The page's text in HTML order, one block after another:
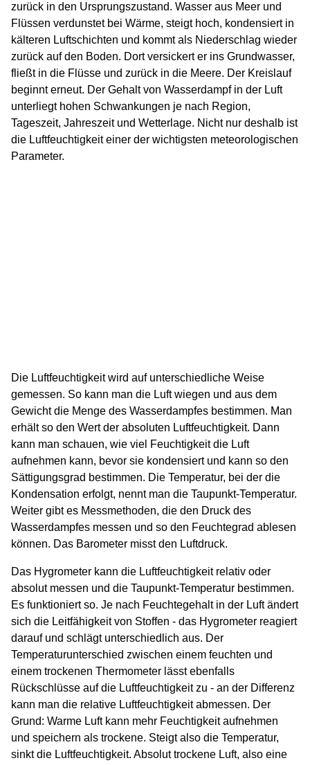
zurück in den Ursprungszustand. Wasser aus Meer und
Flüssen verdunstet bei Wärme, steigt hoch, kondensiert in
kälteren Luftschichten und kommt als Niederschlag wieder
zurück auf den Boden. Dort versickert er ins Grundwasser,
fließt in die Flüsse und zurück in die Meere. Der Kreislauf
beginnt erneut. Der Gehalt von Wasserdampf in der Luft
unterliegt hohen Schwankungen je nach Region,
Tageszeit, Jahreszeit und Wetterlage. Nicht nur deshalb ist
die Luftfeuchtigkeit einer der wichtigsten meteorologischen
Parameter.
Die Luftfeuchtigkeit wird auf unterschiedliche Weise
gemessen. So kann man die Luft wiegen und aus dem
Gewicht die Menge des Wasserdampfes bestimmen. Man
erhält so den Wert der absoluten Luftfeuchtigkeit. Dann
kann man schauen, wie viel Feuchtigkeit die Luft
aufnehmen kann, bevor sie kondensiert und kann so den
Sättigungsgrad bestimmen. Die Temperatur, bei der die
Kondensation erfolgt, nennt man die Taupunkt-Temperatur.
Weiter gibt es Messmethoden, die den Druck des
Wasserdampfes messen und so den Feuchtegrad ablesen
können. Das Barometer misst den Luftdruck.
Das Hygrometer kann die Luftfeuchtigkeit relativ oder
absolut messen und die Taupunkt-Temperatur bestimmen.
Es funktioniert so. Je nach Feuchtegehalt in der Luft ändert
sich die Leitfähigkeit von Stoffen - das Hygrometer reagiert
darauf und schlägt unterschiedlich aus. Der
Temperaturunterschied zwischen einem feuchten und
einem trockenen Thermometer lässt ebenfalls
Rückschlüsse auf die Luftfeuchtigkeit zu - an der Differenz
kann man die relative Luftfeuchtigkeit abmessen. Der
Grund: Warme Luft kann mehr Feuchtigkeit aufnehmen
und speichern als trockene. Steigt also die Temperatur,
sinkt die Luftfeuchtigkeit. Absolut trockene Luft, also eine